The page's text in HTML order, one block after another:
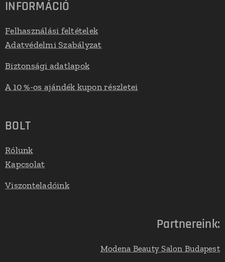
INFORMÁCIÓ
Felhasználási feltételek
Adatvédelmi Szabályzat
Biztonsági adatlapok
A 10 %-os ajándék kupon részletei
BOLT
Rólunk
Kapcsolat
Viszonteladóink
Partnereink:
Modena Beauty Salon Budapest